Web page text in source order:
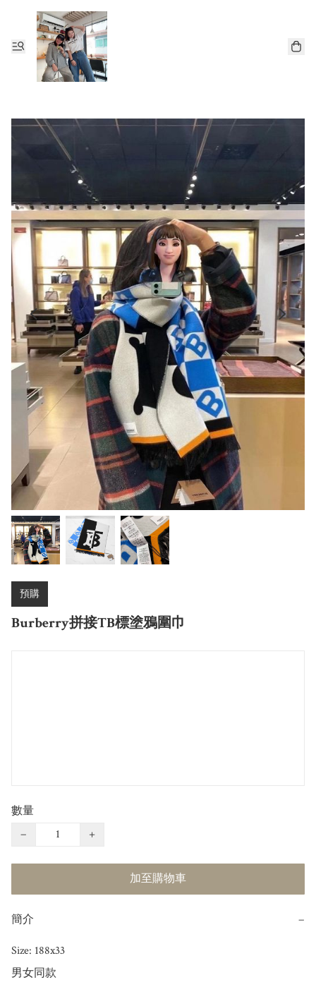
預購
Burberry拼接TB標塗鴉圍巾
數量
−
+
加至購物車
簡介 −
Size: 188x33
男女同款